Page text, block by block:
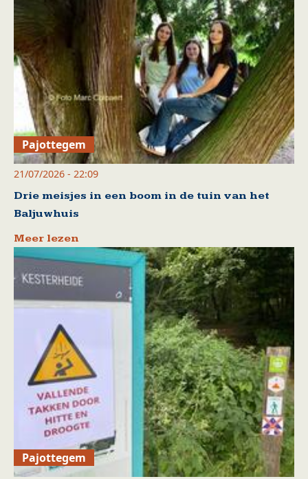
Pajottegem
21/07/2026 - 22:09
Drie meisjes in een boom in de tuin van het
Baljuwhuis
Meer lezen
Pajottegem